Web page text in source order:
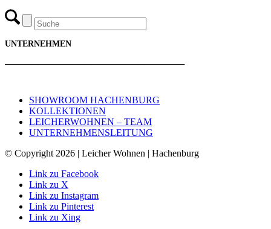
UNTERNEHMEN
───────────────────────────
SHOWROOM HACHENBURG
KOLLEKTIONEN
LEICHERWOHNEN – TEAM
UNTERNEHMENSLEITUNG
© Copyright 2026 | Leicher Wohnen | Hachenburg
Link zu Facebook
Link zu X
Link zu Instagram
Link zu Pinterest
Link zu Xing